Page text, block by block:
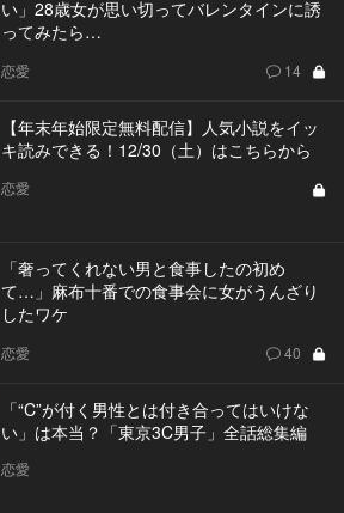
い」28歳女が思い切ってバレンタインに誘
ってみたら…
恋愛 14
【年末年始限定無料配信】人気小説をイッ
キ読みできる！12/30（土）はこちらから
恋愛
「奢ってくれない男と食事したの初め
て…」麻布十番での食事会に女がうんざり
したワケ
恋愛 40
「“C”が付く男性とは付き合ってはいけな
い」は本当？「東京3C男子」全話総集編
恋愛